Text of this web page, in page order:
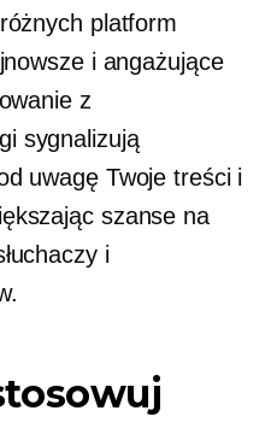
platform
i angażujące
z
sygnalizują
uwagę Twoje treści i
szanse na
i